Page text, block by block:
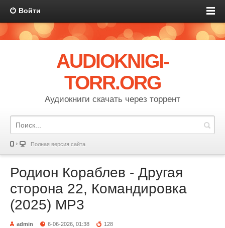
Войти
AUDIOKNIGI-
TORR.ORG
Аудиокниги скачать через торрент
Полная версия сайта
Родион Кораблев - Другая
сторона 22, Командировка
(2025) МР3
admin 6-06-2026, 01:38 128